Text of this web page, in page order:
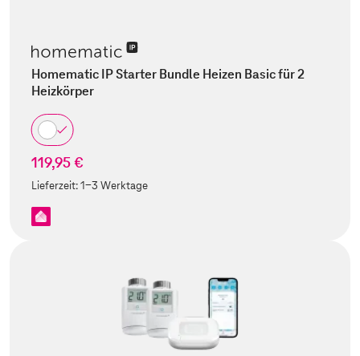
Homematic IP Starter Bundle Heizen Basic für 2
Heizkörper
119,95 €
Lieferzeit:1-3 Werktage